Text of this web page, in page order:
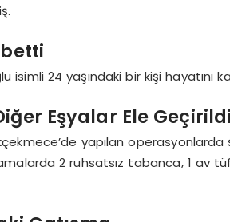
isimli 24 yaşındaki bir kişi hayatını
Eşyalar Ele Geçirildi
yapılan operasyonlarda
2 ruhsatsız tabanca, 1 av